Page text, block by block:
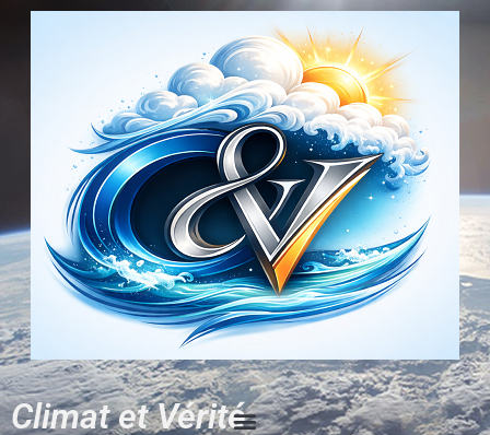
Climat et Vérité